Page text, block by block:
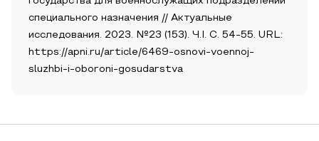
специального назначения // Актуальные
исследования. 2023. №23 (153). Ч.I. С. 54-55. URL:
https://apni.ru/article/6469-osnovi-voennoj-
sluzhbi-i-oboroni-gosudarstva